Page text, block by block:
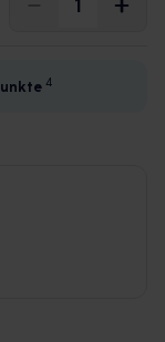
4